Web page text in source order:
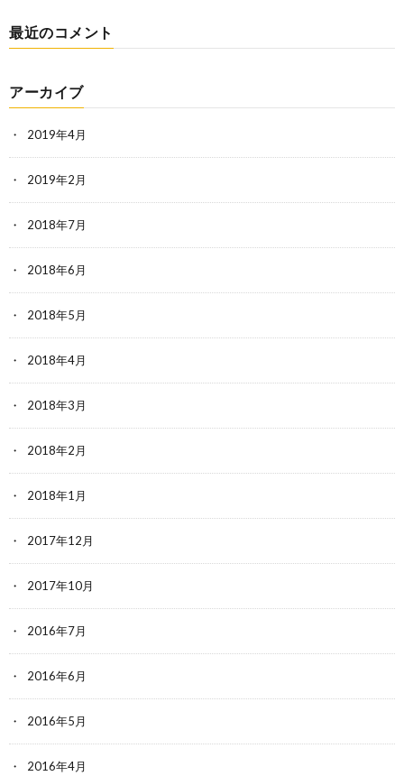
最近のコメント
アーカイブ
2019年4月
2019年2月
2018年7月
2018年6月
2018年5月
2018年4月
2018年3月
2018年2月
2018年1月
2017年12月
2017年10月
2016年7月
2016年6月
2016年5月
2016年4月